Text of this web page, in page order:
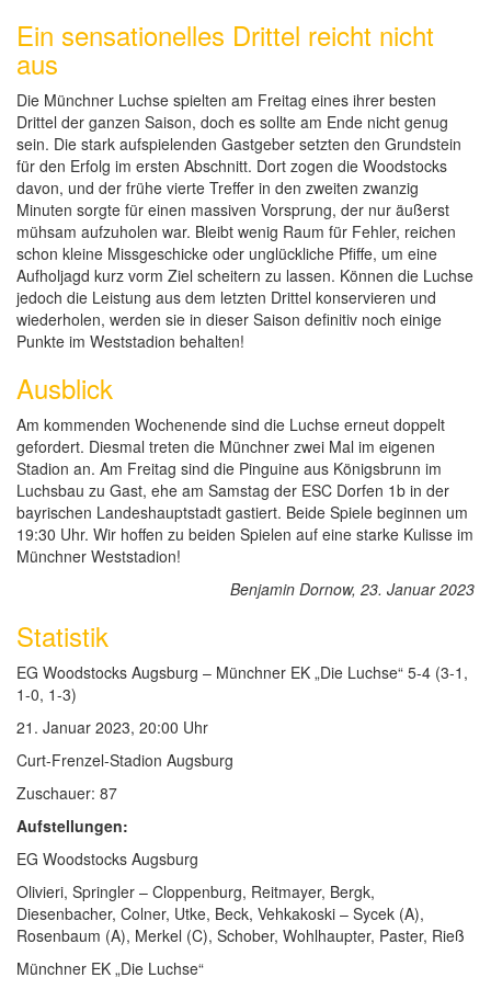
Ein sensationelles Drittel reicht nicht
aus
Die Münchner Luchse spielten am Freitag eines ihrer besten
Drittel der ganzen Saison, doch es sollte am Ende nicht genug
sein. Die stark aufspielenden Gastgeber setzten den Grundstein
für den Erfolg im ersten Abschnitt. Dort zogen die Woodstocks
davon, und der frühe vierte Treffer in den zweiten zwanzig
Minuten sorgte für einen massiven Vorsprung, der nur äußerst
mühsam aufzuholen war. Bleibt wenig Raum für Fehler, reichen
schon kleine Missgeschicke oder unglückliche Pfiffe, um eine
Aufholjagd kurz vorm Ziel scheitern zu lassen. Können die Luchse
jedoch die Leistung aus dem letzten Drittel konservieren und
wiederholen, werden sie in dieser Saison definitiv noch einige
Punkte im Weststadion behalten!
Ausblick
Am kommenden Wochenende sind die Luchse erneut doppelt
gefordert. Diesmal treten die Münchner zwei Mal im eigenen
Stadion an. Am Freitag sind die Pinguine aus Königsbrunn im
Luchsbau zu Gast, ehe am Samstag der ESC Dorfen 1b in der
bayrischen Landeshauptstadt gastiert. Beide Spiele beginnen um
19:30 Uhr. Wir hoffen zu beiden Spielen auf eine starke Kulisse im
Münchner Weststadion!
Benjamin Dornow, 23. Januar 2023
Statistik
EG Woodstocks Augsburg – Münchner EK „Die Luchse“ 5-4 (3-1,
1-0, 1-3)
21. Januar 2023, 20:00 Uhr
Curt-Frenzel-Stadion Augsburg
Zuschauer: 87
Aufstellungen:
EG Woodstocks Augsburg
Olivieri, Springler – Cloppenburg, Reitmayer, Bergk,
Diesenbacher, Colner, Utke, Beck, Vehkakoski – Sycek (A),
Rosenbaum (A), Merkel (C), Schober, Wohlhaupter, Paster, Rieß
Münchner EK „Die Luchse“